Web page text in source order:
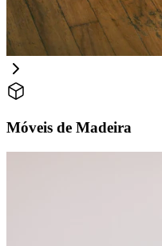
Móveis de Madeira